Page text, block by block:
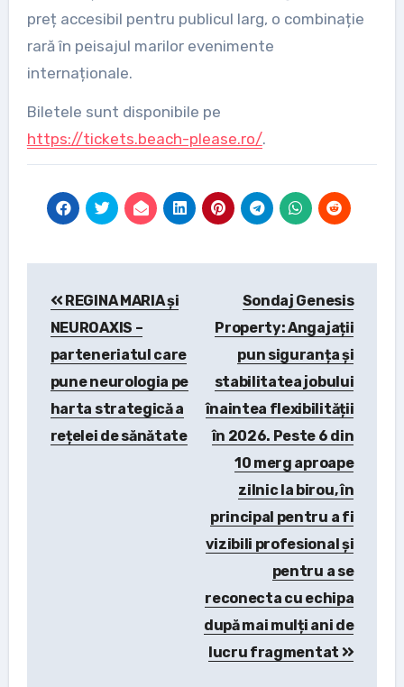
preț accesibil pentru publicul larg, o combinație
rară în peisajul marilor evenimente
internaționale.
Biletele sunt disponibile pe
https://tickets.beach-please.ro/.
navigation
REGINA MARIA și
NEUROAXIS –
parteneriatul care
pune neurologia pe
harta strategică a
rețelei de sănătate
Sondaj Genesis
Property: Angajații
pun siguranța și
stabilitatea jobului
înaintea flexibilității
în 2026. Peste 6 din
10 merg aproape
zilnic la birou, în
principal pentru a fi
vizibili profesional și
pentru a se
reconecta cu echipa
după mai mulți ani de
lucru fragmentat